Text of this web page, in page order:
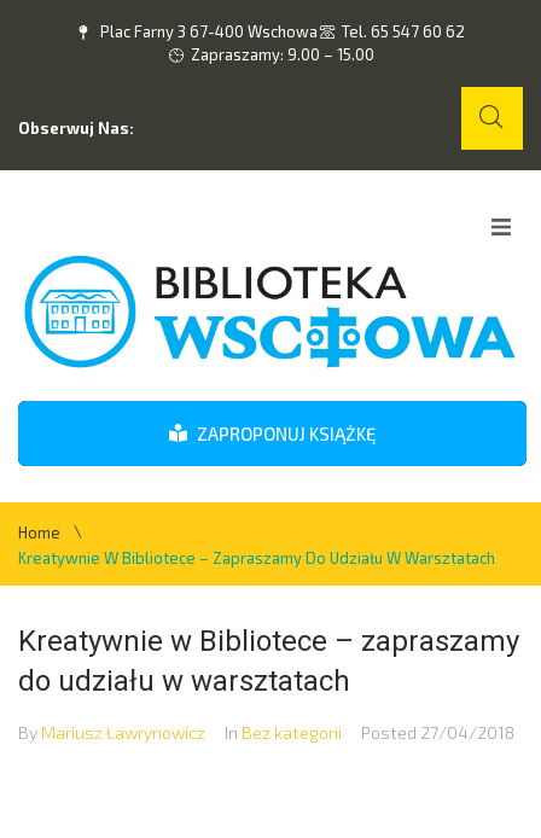
Plac Farny 3 67-400 Wschowa
Tel. 65 547 60 62
Zapraszamy: 9.00 – 15.00
Obserwuj Nas:
O nas
Wydarzenia
Kontakt
ZAPROPONUJ KSIĄŻKĘ
Home
\
Kreatywnie W Bibliotece – Zapraszamy Do Udziału W Warsztatach
Kreatywnie w Bibliotece – zapraszamy
do udziału w warsztatach
By Mariusz Ławrynowicz In Bez kategorii Posted 27/04/2018